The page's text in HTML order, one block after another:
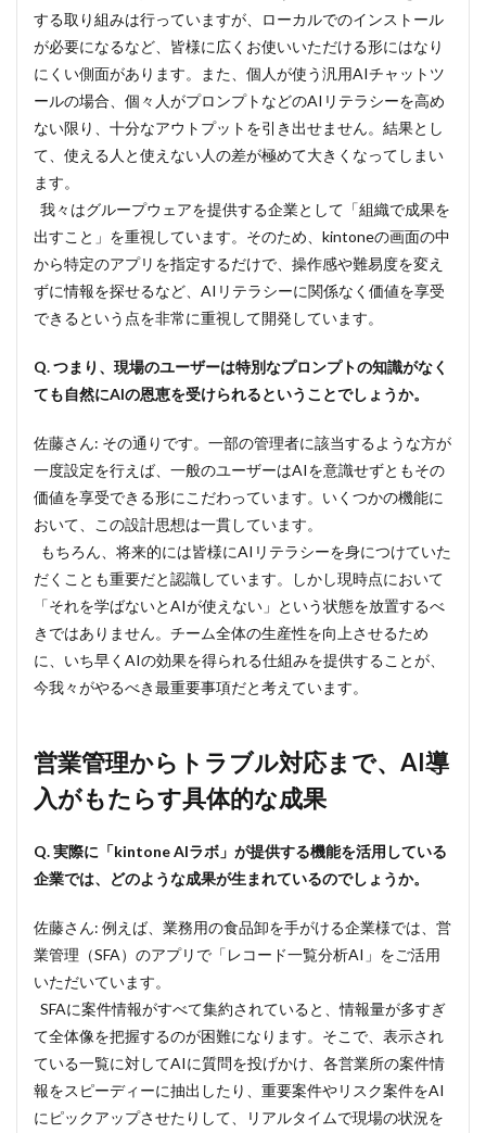
携と
「人
間と
AIの
チー
ー
ク」
の探
求
する取り組みは行っていますが、ローカルでのインストール
が必要になるなど、皆様に広くお使いいただける形にはなり
にくい側面があります。また、個人が使う汎用AIチャットツ
ールの場合、個々人がプロンプトなどのAIリテラシーを高め
ない限り、十分なアウトプットを引き出せません。結果とし
て、使える人と使えない人の差が極めて大きくなってしまい
ます。
我々はグループウェアを提供する企業として「組織で成果を
出すこと」を重視しています。そのため、kintoneの画面の中
から特定のアプリを指定するだけで、操作感や難易度を変え
ずに情報を探せるなど、AIリテラシーに関係なく価値を享受
できるという点を非常に重視して開発しています。
Q. つまり、現場のユーザーは特別なプロンプトの知識がなく
ても自然にAIの恩恵を受けられるということでしょうか。
佐藤さん: その通りです。一部の管理者に該当するような方が
一度設定を行えば、一般のユーザーはAIを意識せずともその
価値を享受できる形にこだわっています。いくつかの機能に
おいて、この設計思想は一貫しています。
もちろん、将来的には皆様にAIリテラシーを身につけていた
だくことも重要だと認識しています。しかし現時点において
「それを学ばないとAIが使えない」という状態を放置するべ
きではありません。チーム全体の生産性を向上させるため
に、いち早くAIの効果を得られる仕組みを提供することが、
今我々がやるべき最重要事項だと考えています。
営業管理からトラブル対応まで、AI導
入がもたらす具体的な成果
Q. 実際に「kintone AIラボ」が提供する機能を活用している
企業では、どのような成果が生まれているのでしょうか。
佐藤さん: 例えば、業務用の食品卸を手がける企業様では、営
業管理（SFA）のアプリで「レコード一覧分析AI」をご活用
いただいています。
SFAに案件情報がすべて集約されていると、情報量が多すぎ
て全体像を把握するのが困難になります。そこで、表示され
ている一覧に対してAIに質問を投げかけ、各営業所の案件情
報をスピーディーに抽出したり、重要案件やリスク案件をAI
にピックアップさせたりして、リアルタイムで現場の状況を